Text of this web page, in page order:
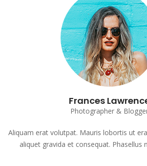
Frances
Photographer &
Aliquam erat volutpat. Mauris lobortis ut
aliquet gravida et consequat. Phasellus